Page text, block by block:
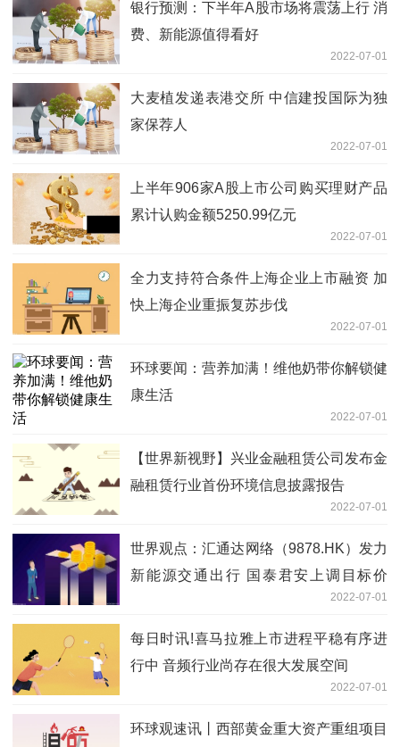
银行预测：下半年A股市场将震荡上行 消
费、新能源值得看好
2022-07-01
大麦植发递表港交所 中信建投国际为独
家保荐人
2022-07-01
上半年906家A股上市公司购买理财产品
累计认购金额5250.99亿元
2022-07-01
全力支持符合条件上海企业上市融资 加
快上海企业重振复苏步伐
2022-07-01
环球要闻：营养加满！维他奶带你解锁健
康生活
2022-07-01
【世界新视野】兴业金融租赁公司发布金
融租赁行业首份环境信息披露报告
2022-07-01
世界观点：汇通达网络（9878.HK）发力
新能源交通出行 国泰君安上调目标价
2022-07-01
每日时讯!喜马拉雅上市进程平稳有序进
行中 音频行业尚存在很大发展空间
2022-07-01
环球观速讯丨西部黄金重大资产重组项目